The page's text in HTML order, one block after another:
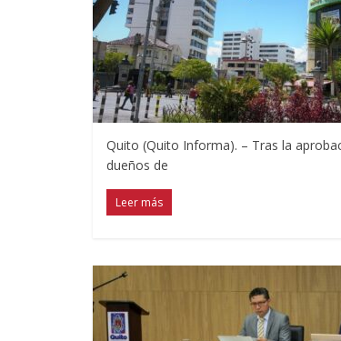
Quito (Quito Informa). – Tras la
dueños de
Leer más